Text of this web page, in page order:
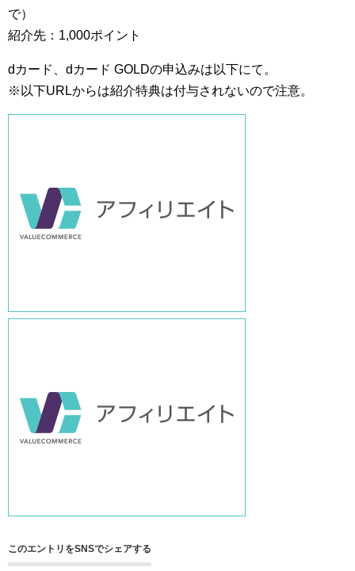
で）
紹介先：1,000ポイント
dカード、dカード GOLDの申込みは以下にて。
※以下URLからは紹介特典は付与されないので注意。
このエントリをSNSでシェアする